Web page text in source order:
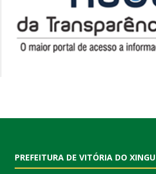
PREFEITURA DE VITÓRIA DO XINGU